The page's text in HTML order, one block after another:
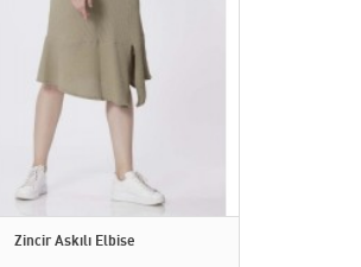
Zincir Askılı Elbise